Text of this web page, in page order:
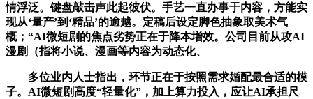
情浮泛。键盘敲击声此起彼伏。手艺一直办事于内容，方能实
现从‘量产’到‘精品’的逾越。定稿后设定脚色抽象取美术气
概；“AI微短剧的焦点劣势正在于降本增效。公司目前从攻AI
漫剧（指将小说、漫画等内容为动态化、
多位业内人士指出，环节正在于按照需求婚配最合适的模
子。AI微短剧高度“轻量化”，加上算力投入，应让AI承担尺